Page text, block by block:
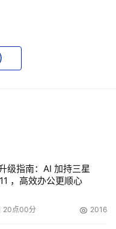
分析了第三方支付能在
界。
技解决方案总经理王
技解决方案总经理王岗发
演讲，其认为金融机构
业务全方位转型，是为
级指南：AI 加持三星
，高效办公更顺心
20点00分 2016